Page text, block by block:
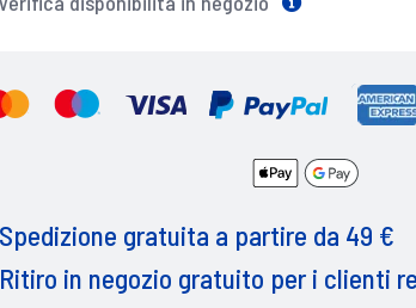
Spedizione gratuita a partire da 49 €
Ritiro in negozio gratuito per i clienti